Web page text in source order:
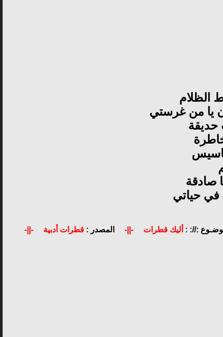
الظلام
يا من غرستي
حديقة
صادقة
حياتي
://: : أليك قطرات -||- المصدر : قطرات أدبية -||-